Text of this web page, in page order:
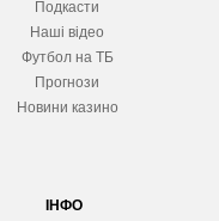
Подкасти
Наші відео
Футбол на ТБ
Прогнози
Новини казино
ІНФО